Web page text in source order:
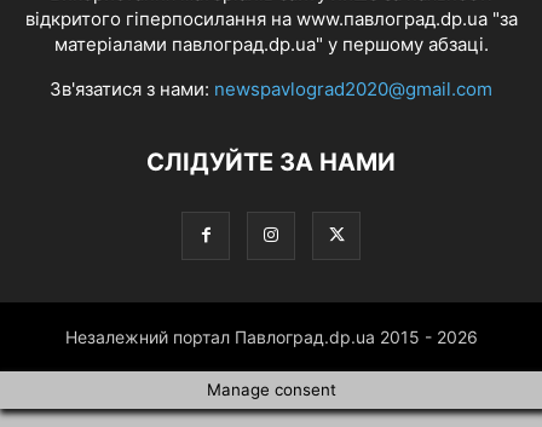
відкритого гіперпосилання на www.павлоград.dp.ua "за
матеріалами павлоград.dp.ua" у першому абзаці.
Зв'язатися з нами: newspavlograd2020@gmail.com
СЛІДУЙТЕ ЗА НАМИ
Незалежний портал Павлоград.dp.ua 2015 - 2026
Manage consent